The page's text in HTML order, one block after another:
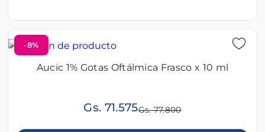
-8%
Aucic 1% Gotas Oftálmica Frasco x 10 ml
Gs. 71.575Gs. 77.800